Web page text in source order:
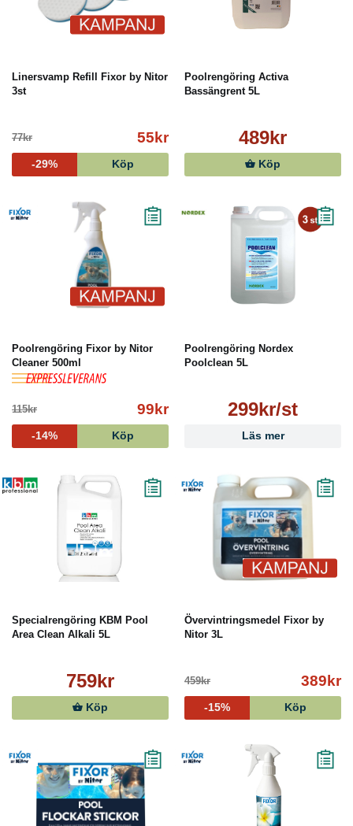
Linersvamp Refill Fixor by Nitor
3st
77kr 55kr
-29% Köp
Poolrengöring Activa
Bassängrent 5L
489kr
Köp
Poolrengöring Fixor by Nitor
Cleaner 500ml
115kr 99kr
-14% Köp
Poolrengöring Nordex
Poolclean 5L
299kr/st
Läs mer
Specialrengöring KBM Pool
Area Clean Alkali 5L
759kr
Köp
Övervintringsmedel Fixor by
Nitor 3L
459kr 389kr
-15% Köp